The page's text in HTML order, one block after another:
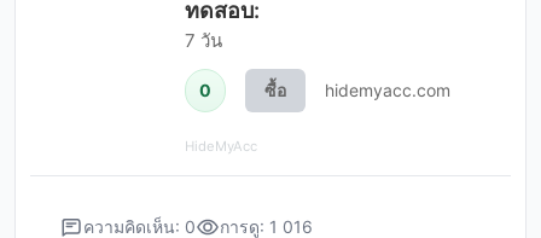
ทดสอบ:
7 วัน
0 ซื้อ hidemyacc.com
HideMyAcc
ความคิดเห็น: 0 การดู: 1 016